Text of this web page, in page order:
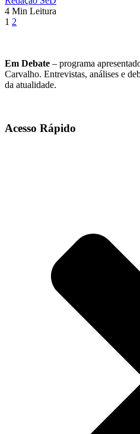
4 Min Leitura
1 2
Em Debate – programa
Carvalho. Entrevistas, análises e
da atualidade.
Acesso Rápido